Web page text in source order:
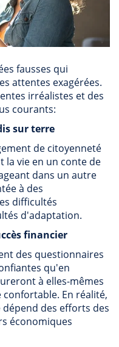
fausses qui
attentes exagérées.
irréalistes et des
courants:
sur terre
de citoyenneté
vie en un conte de
dans un autre
à des
difficultés
d'adaptation.
financier
des questionnaires
qu'en
à elles-mêmes
En réalité,
des efforts des
économiques